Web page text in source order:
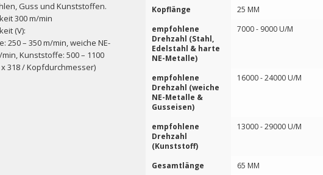
Guss und Kunststoffen.
300 m/min
(V):
250 – 350 m/min, weiche NE-
Kunststoffe: 500 – 1100
318 / Kopfdurchmesser)
Kopflänge
25 MM
empfohlene
Drehzahl (Stahl,
Edelstahl & harte
NE-Metalle)
7000 - 9000 U/M
empfohlene
Drehzahl (weiche
NE-Metalle &
Gusseisen)
16000 - 24000 U/M
empfohlene
Drehzahl
(Kunststoff)
13000 - 29000 U/M
Gesamtlänge 65 MM